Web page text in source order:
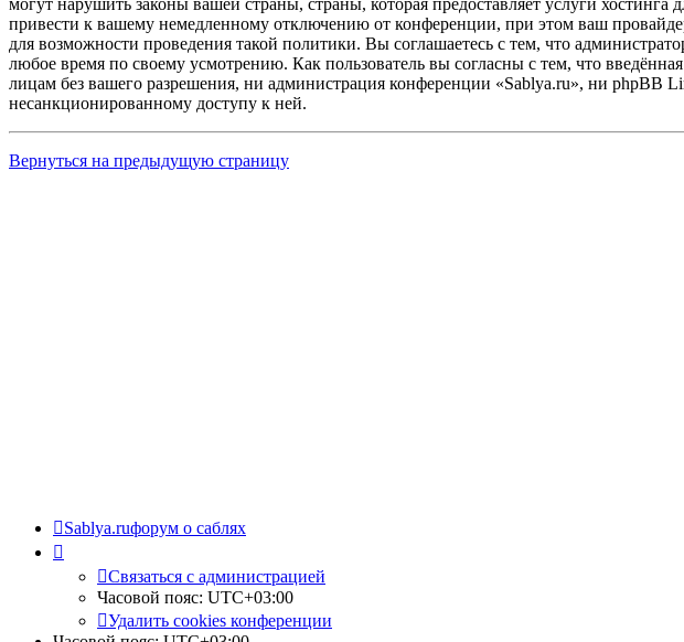
могут нарушить законы вашей страны, страны, которая предоставляет услуги
привести к вашему немедленному отключению от конференции, при этом ваш
для возможности проведения такой политики. Вы соглашаетесь с тем, что
любое время по своему усмотрению. Как пользователь вы согласны с тем, что
лицам без вашего разрешения, ни администрация конференции «Sablya.ru», ни phpBB
несанкционированному доступу к ней.
Вернуться на предыдущую страницу
Sablya.ruфорум о саблях
Связаться с администрацией
Часовой пояс: UTC+03:00
Удалить cookies конференции